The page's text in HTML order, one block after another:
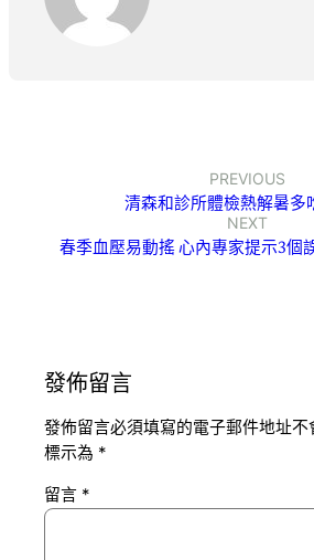
PREVIOUS
清森和診所體檢熱解暑多
NEXT
春季血壓易動搖 心內專家提示3個
發佈留言
發佈留言必須填寫的電子郵件地址不
標示為 *
留言 *